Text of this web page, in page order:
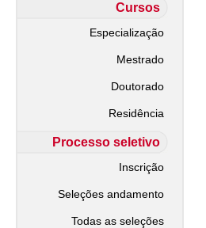
Cursos
Especialização
Mestrado
Doutorado
Residência
Processo seletivo
Inscrição
Seleções andamento
Todas as seleções